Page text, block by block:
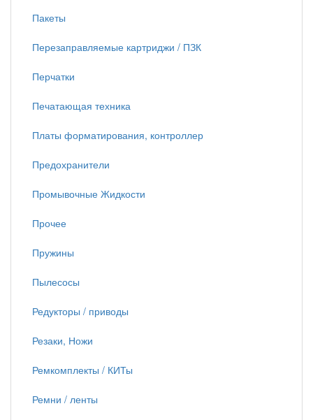
Пакеты
Перезаправляемые картриджи / ПЗК
Перчатки
Печатающая техника
Платы форматирования, контроллер
Предохранители
Промывочные Жидкости
Прочее
Пружины
Пылесосы
Редукторы / приводы
Резаки, Ножи
Ремкомплекты / КИТы
Ремни / ленты